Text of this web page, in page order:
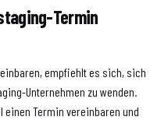
Termin
empfiehlt es sich, sich
Unternehmen zu wenden.
einen Termin vereinbaren und